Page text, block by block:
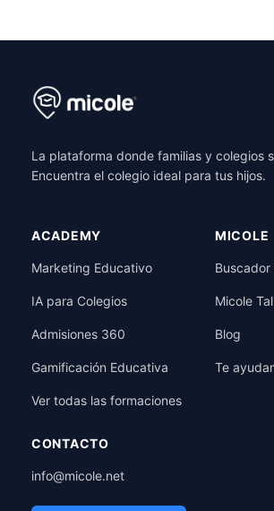
La plataforma donde familias y colegios
Encuentra el colegio ideal para tus hijos.
ACADEMY
Marketing Educativo
IA para Colegios
Admisiones 360
Gamificación Educativa
Ver todas las formaciones
MICOLE
Micole
Blog
Te
CONTACTO
info@micole.net